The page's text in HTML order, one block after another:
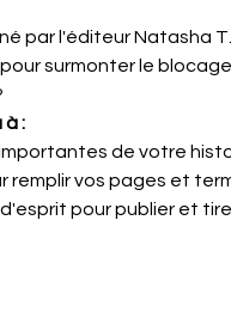
par l'éditeur Natasha
:
de votre
remplir vos pages et
pour publier et